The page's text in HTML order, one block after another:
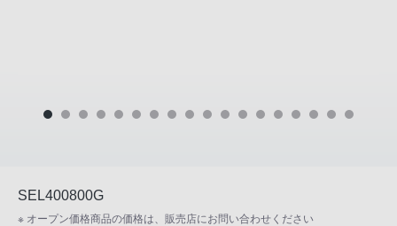
SEL400800G
※ オープン価格商品の価格は、販売店にお問い合わせください